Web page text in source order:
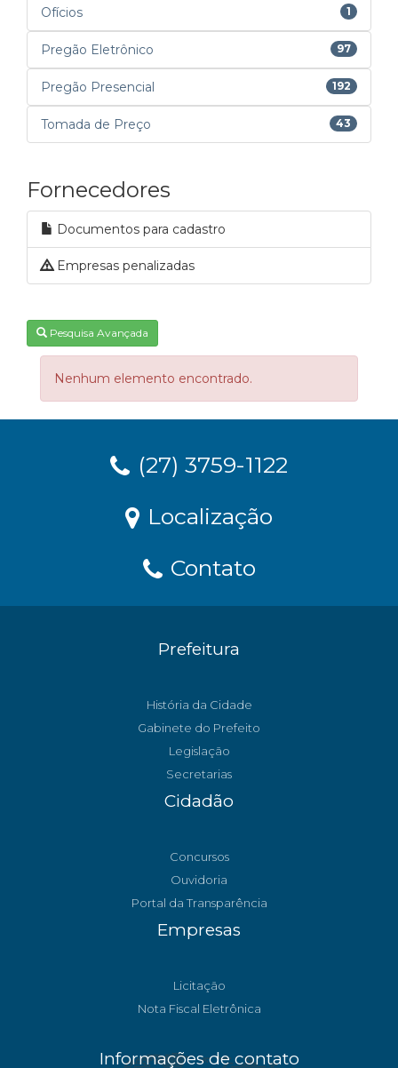
Ofícios 1
Pregão Eletrônico 97
Pregão Presencial 192
Tomada de Preço 43
Fornecedores
Documentos para cadastro
Empresas penalizadas
Pesquisa Avançada
Nenhum elemento encontrado.
(27) 3759-1122
Localização
Contato
Prefeitura
História da Cidade
Gabinete do Prefeito
Legislação
Secretarias
Cidadão
Concursos
Ouvidoria
Portal da Transparência
Empresas
Licitação
Nota Fiscal Eletrônica
Informações de contato